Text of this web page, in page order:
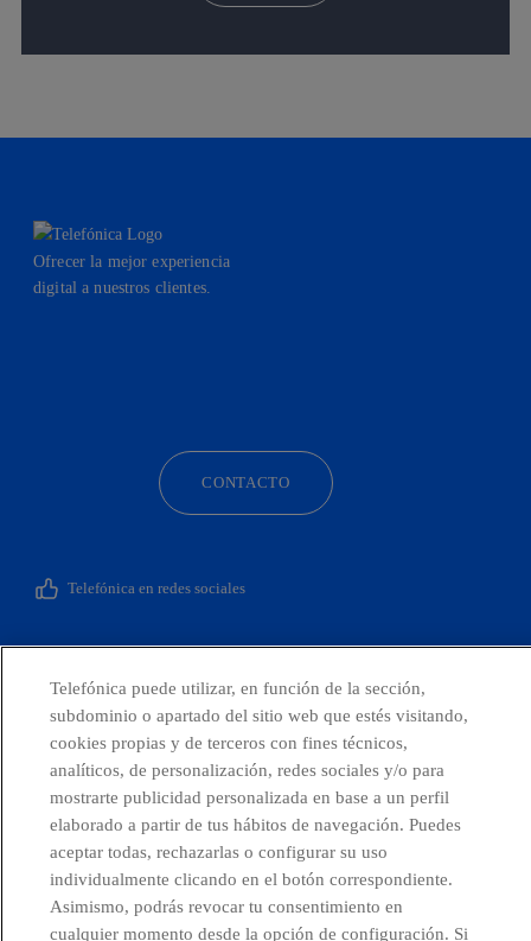
Ofrecer la mejor experiencia
digital a nuestros clientes.
CONTACTO
Telefónica en redes sociales
Centro Global Transparencia
© Telefónica S.A.
Política de cookies Aviso legal
Telefónica puede utilizar, en función de la sección,
subdominio o apartado del sitio web que estés visitando,
cookies propias y de terceros con fines técnicos,
analíticos, de personalización, redes sociales y/o para
mostrarte publicidad personalizada en base a un perfil
elaborado a partir de tus hábitos de navegación. Puedes
aceptar todas, rechazarlas o configurar su uso
individualmente clicando en el botón correspondiente.
Asimismo, podrás revocar tu consentimiento en
cualquier momento desde la opción de configuración. Si